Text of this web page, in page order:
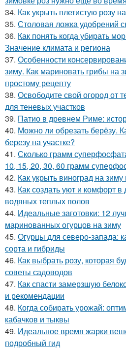
34. Как укрыть плетистую розу
35. Столовая ложка удобрений
36. Как понять когда убирать
Значение климата и региона
37. Особенности
зиму. Как мариновать грибы на
простому рецепту
38. Освободите свой огород от
для теневых участков
39. Патио в древнем Риме:
40. Можно ли обрезать берёзу.
березу на участке?
41. Сколько грамм
10, 15, 20, 30, 60 грамм
42. Как укрыть виноград на
43. Как создать уют и комфорт
водяных теплых полов
44. Идеальные заготовки: 12
маринованных огурцов на зиму
45. Огурцы для северо-запада:
сорта и гибриды
46. Как выбрать розу, которая
советы садоводов
47. Как спасти замерзшую
и рекомендации
48. Когда собирать урожай:
кабачков и тыквы
49. Идеальное время жарки
подробный гид